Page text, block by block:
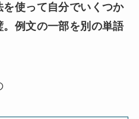
使って自分でいくつか
例文の一部を別の単語